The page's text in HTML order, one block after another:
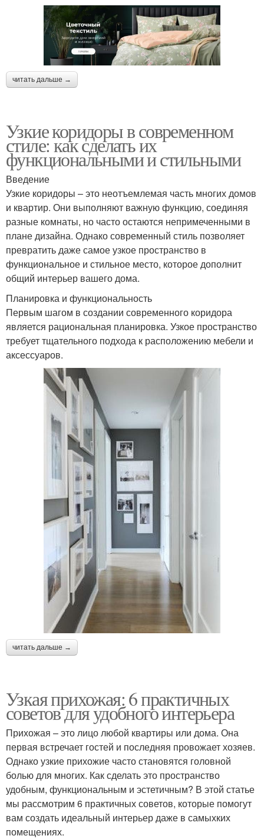
читать дальше →
Узкие коридоры в современном
стиле: как сделать их
функциональными и стильными
Введение
Узкие коридоры – это неотъемлемая часть многих домов
и квартир. Они выполняют важную функцию, соединяя
разные комнаты, но часто остаются непримеченными в
плане дизайна. Однако современный стиль позволяет
превратить даже самое узкое пространство в
функциональное и стильное место, которое дополнит
общий интерьер вашего дома.
Планировка и функциональность
Первым шагом в создании современного коридора
является рациональная планировка. Узкое пространство
требует тщательного подхода к расположению мебели и
аксессуаров.
читать дальше →
Узкая прихожая: 6 практичных
советов для удобного интерьера
Прихожая – это лицо любой квартиры или дома. Она
первая встречает гостей и последняя провожает хозяев.
Однако узкие прихожие часто становятся головной
болью для многих. Как сделать это пространство
удобным, функциональным и эстетичным? В этой статье
мы рассмотрим 6 практичных советов, которые помогут
вам создать идеальный интерьер даже в самыхких
помещениях.